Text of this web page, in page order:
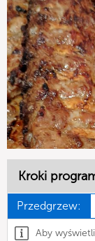
Kroki
Przedgrzew:
Aby